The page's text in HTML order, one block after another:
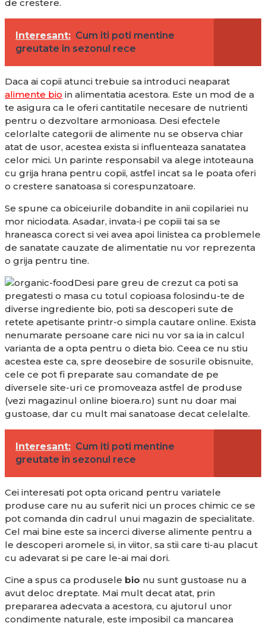
de crestere.
Interesant: Cum iti poti mentine
greutate in sezonul rece
Daca ai copii atunci trebuie sa introduci neaparat
alimente bio in alimentatia acestora. Este un mod de a
te asigura ca le oferi cantitatile necesare de nutrienti
pentru o dezvoltare armonioasa. Desi efectele
celorlalte categorii de alimente nu se observa chiar
atat de usor, acestea exista si influenteaza sanatatea
celor mici. Un parinte responsabil va alege intoteauna
cu grija hrana pentru copii, astfel incat sa le poata oferi
o crestere sanatoasa si corespunzatoare.
Se spune ca obiceiurile dobandite in anii copilariei nu
mor niciodata. Asadar, invata-i pe copiii tai sa se
hraneasca corect si vei avea apoi linistea ca problemele
de sanatate cauzate de alimentatie nu vor reprezenta
o grija pentru tine.
Desi pare greu de crezut ca poti sa
pregatesti o masa cu totul copioasa folosindu-te de
diverse ingrediente bio, poti sa descoperi sute de
retete apetisante printr-o simpla cautare online. Exista
nenumarate persoane care nici nu vor sa ia in calcul
varianta de a opta pentru o dieta bio. Ceea ce nu stiu
acestea este ca, spre deosebire de sosurile obisnuite,
cele ce pot fi preparate sau comandate de pe
diversele site-uri ce promoveaza astfel de produse
(vezi magazinul online bioera.ro) sunt nu doar mai
gustoase, dar cu mult mai sanatoase decat celelalte.
Interesant: Cum iti poti mentine
greutate in sezonul rece
Cei interesati pot opta oricand pentru variatele
produse care nu au suferit nici un proces chimic ce se
pot comanda din cadrul unui magazin de specialitate.
Cel mai bine este sa incerci diverse alimente pentru a
le descoperi aromele si, in viitor, sa stii care ti-au placut
cu adevarat si pe care le-ai mai dori.
Cine a spus ca produsele bio nu sunt gustoase nu a
avut deloc dreptate. Mai mult decat atat, prin
prepararea adecvata a acestora, cu ajutorul unor
condimente naturale, este imposibil ca mancarea